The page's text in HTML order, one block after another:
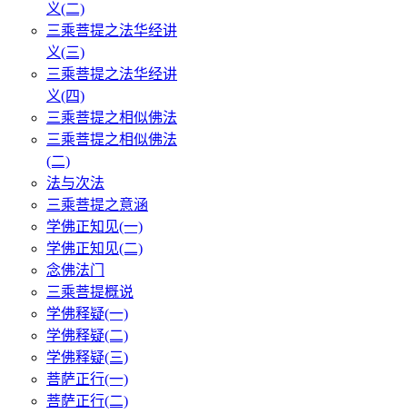
义(二)
三乘菩提之法华经讲
义(三)
三乘菩提之法华经讲
义(四)
三乘菩提之相似佛法
三乘菩提之相似佛法
(二)
法与次法
三乘菩提之意涵
学佛正知见(一)
学佛正知见(二)
念佛法门
三乘菩提概说
学佛释疑(一)
学佛释疑(二)
学佛释疑(三)
菩萨正行(一)
菩萨正行(二)